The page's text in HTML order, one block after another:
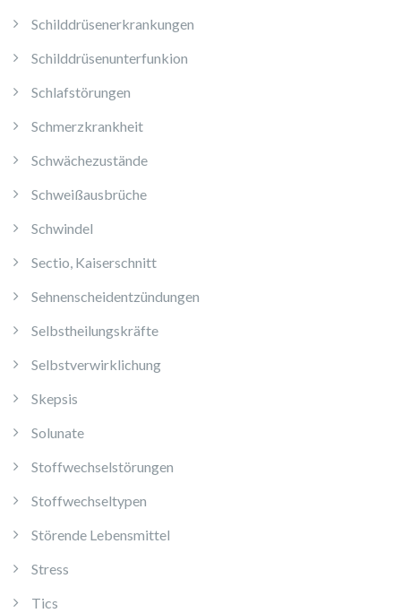
Schilddrüsenerkrankungen
Schilddrüsenunterfunkion
Schlafstörungen
Schmerzkrankheit
Schwächezustände
Schweißausbrüche
Schwindel
Sectio, Kaiserschnitt
Sehnenscheidentzündungen
Selbstheilungskräfte
Selbstverwirklichung
Skepsis
Solunate
Stoffwechselstörungen
Stoffwechseltypen
Störende Lebensmittel
Stress
Tics